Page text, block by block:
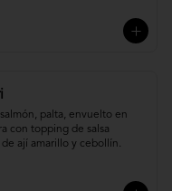
palta, envuelto en
con topping de salsa
de ají amarillo y cebollín.